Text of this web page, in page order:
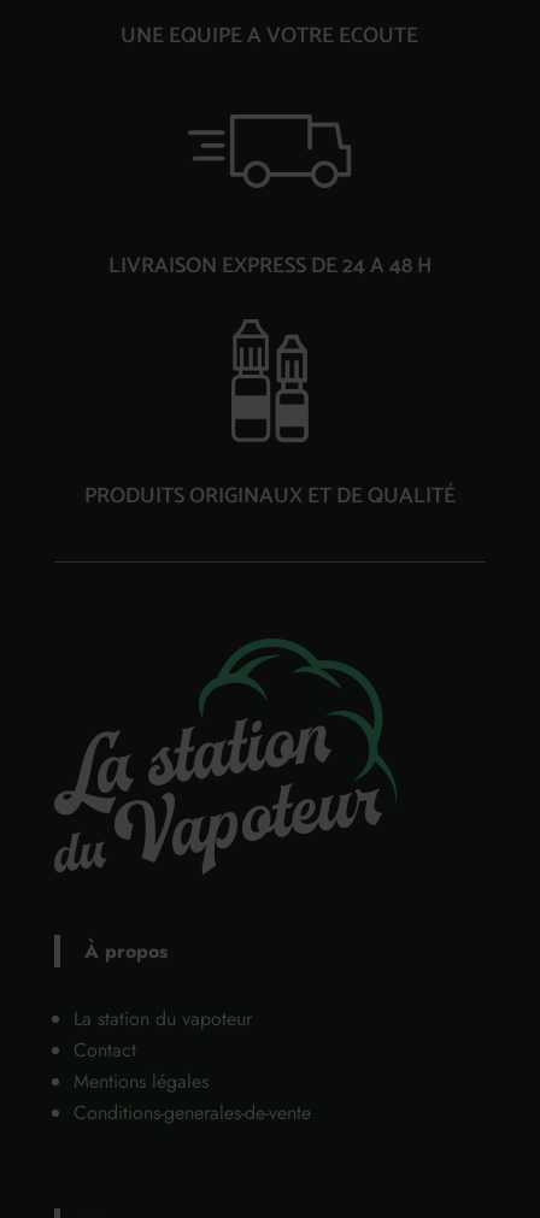
UNE EQUIPE A VOTRE ECOUTE
LIVRAISON EXPRESS DE 24 A 48 H
PRODUITS ORIGINAUX ET DE QUALITÉ
À propos
La station du vapoteur
Contact
Mentions légales
Conditions-generales-de-vente